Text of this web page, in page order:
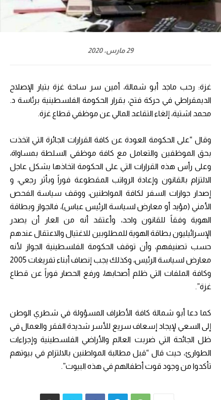
29 مارس، 2020
غزة: رحب ماجد أبو شمالة، أمين سر ساحة غزة بتيار الإصلاح
الديمقراطي في حركة فتح، بقرار الحكومة الفلسطينية برئاسة د.
محمد اشتية، إلغاء التقاعد المالي عن موظفي قطاع غزة.
وقال “على الحكومة العودة عن كافة القرارات الجائرة التي اتخذت
بحق الموظفين والتعامل مع كافة موظفي السلطة بمساواة،
وعلى رأس هذه القرارات التي على الحكومة اتخاذها بشكل عاجل
الالتزام بالقانون وإعادة الرواتب المقطوعة فوراً وبأثر رجعي، و
إصدار جوازات السفر لكافة المواطنين، ووقف سياسة الفحص
الأمني (مؤيد أو معارض لسياسة الرئيس عباس)، فالجواز وبطاقة
الهوية وفقاً للقانون واحد، وأعتقد أنه من العار أن يصدر
الإسرائيليون بطاقة الهوية للمطلوبين للاغتيال والاعتقال عندهم
حسب تصنيفهم، وأن توقف الحكومة الفلسطينية الجواز لأنه
معارض لسياسة الرئيس، وكذلك يجب إنصاف أبناء تفريغات 2005
وكافة الملفات التي ظلم أصحابها، ورفع الحصار فوراً عن قطاع
غزة”.
كما دعا أبو شمالة كافة الأطراف المسؤولة في شطري الوطن
إلى السعي لإيجاد إسعاف سريع للأسر شديدة الفقر والعمال في
ظل الجائحة التي ضربت العالم والأراضي الفلسطينية وإجراءات
الطوارئ، حيث قال “قبل مطالبة المواطنين بالالتزام في بيوتهم
تأكدوا من وجود قوت أطفالهم في هذه البيوت”.